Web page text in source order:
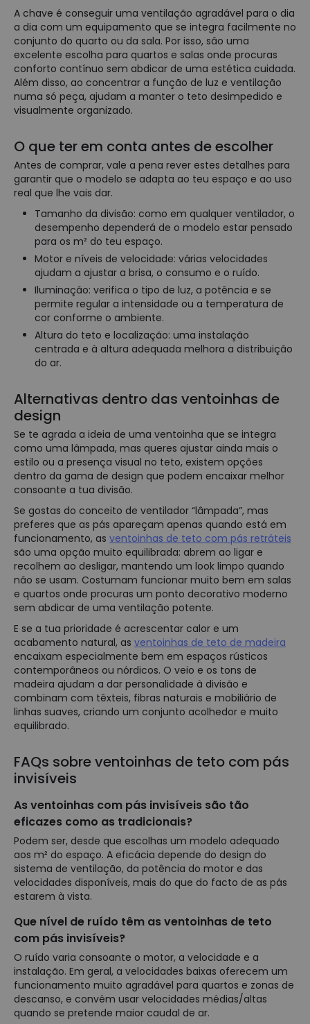
A chave é conseguir uma ventilação agradável para o dia
a dia com um equipamento que se integra facilmente no
conjunto do quarto ou da sala. Por isso, são uma
excelente escolha para quartos e salas onde procuras
conforto contínuo sem abdicar de uma estética cuidada.
Além disso, ao concentrar a função de luz e ventilação
numa só peça, ajudam a manter o teto desimpedido e
visualmente organizado.
O que ter em conta antes de escolher
Antes de comprar, vale a pena rever estes detalhes para
garantir que o modelo se adapta ao teu espaço e ao uso
real que lhe vais dar.
Tamanho da divisão: como em qualquer ventilador, o
desempenho dependerá de o modelo estar pensado
para os m² do teu espaço.
Motor e níveis de velocidade: várias velocidades
ajudam a ajustar a brisa, o consumo e o ruído.
Iluminação: verifica o tipo de luz, a potência e se
permite regular a intensidade ou a temperatura de
cor conforme o ambiente.
Altura do teto e localização: uma instalação
centrada e à altura adequada melhora a distribuição
do ar.
Alternativas dentro das ventoinhas de
design
Se te agrada a ideia de uma ventoinha que se integra
como uma lâmpada, mas queres ajustar ainda mais o
estilo ou a presença visual no teto, existem opções
dentro da gama de design que podem encaixar melhor
consoante a tua divisão.
Se gostas do conceito de ventilador “lâmpada”, mas
preferes que as pás apareçam apenas quando está em
funcionamento, as ventoinhas de teto com pás retráteis
são uma opção muito equilibrada: abrem ao ligar e
recolhem ao desligar, mantendo um look limpo quando
não se usam. Costumam funcionar muito bem em salas
e quartos onde procuras um ponto decorativo moderno
sem abdicar de uma ventilação potente.
E se a tua prioridade é acrescentar calor e um
acabamento natural, as ventoinhas de teto de madeira
encaixam especialmente bem em espaços rústicos
contemporâneos ou nórdicos. O veio e os tons de
madeira ajudam a dar personalidade à divisão e
combinam com têxteis, fibras naturais e mobiliário de
linhas suaves, criando um conjunto acolhedor e muito
equilibrado.
FAQs sobre ventoinhas de teto com pás
invisíveis
As ventoinhas com pás invisíveis são tão
eficazes como as tradicionais?
Podem ser, desde que escolhas um modelo adequado
aos m² do espaço. A eficácia depende do design do
sistema de ventilação, da potência do motor e das
velocidades disponíveis, mais do que do facto de as pás
estarem à vista.
Que nível de ruído têm as ventoinhas de teto
com pás invisíveis?
O ruído varia consoante o motor, a velocidade e a
instalação. Em geral, a velocidades baixas oferecem um
funcionamento muito agradável para quartos e zonas de
descanso, e convém usar velocidades médias/altas
quando se pretende maior caudal de ar.